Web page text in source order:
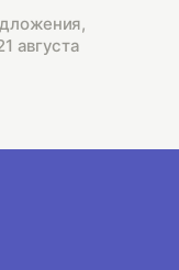
августа